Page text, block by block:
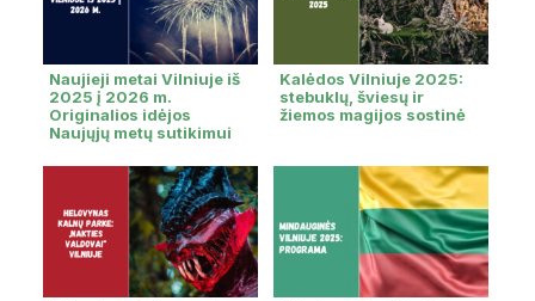
Naujieji metai Vilniuje iš
2025 į 2026 m.
Originalios idėjos
Naujųjų metų sutikimui
Kalėdos Vilniuje 2025:
stebuklų, šviesų ir
žiemos magijos sostinė